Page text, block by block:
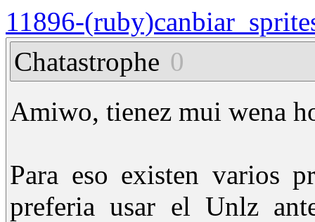
11896-
Chatastrophe 0
Amiwo, tienez mui wena
Para eso existen varios
preferia usar el Unlz